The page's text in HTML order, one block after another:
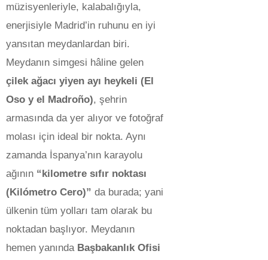
müzisyenleriyle, kalabalığıyla,
enerjisiyle Madrid’in ruhunu en iyi
yansıtan meydanlardan biri.
Meydanın simgesi hâline gelen
çilek ağacı yiyen ayı heykeli (El
Oso y el Madroño), şehrin
armasında da yer alıyor ve fotoğraf
molası için ideal bir nokta. Aynı
zamanda İspanya’nın karayolu
ağının “kilometre sıfır noktası
(Kilómetro Cero)” da burada; yani
ülkenin tüm yolları tam olarak bu
noktadan başlıyor. Meydanın
hemen yanında Başbakanlık Ofisi